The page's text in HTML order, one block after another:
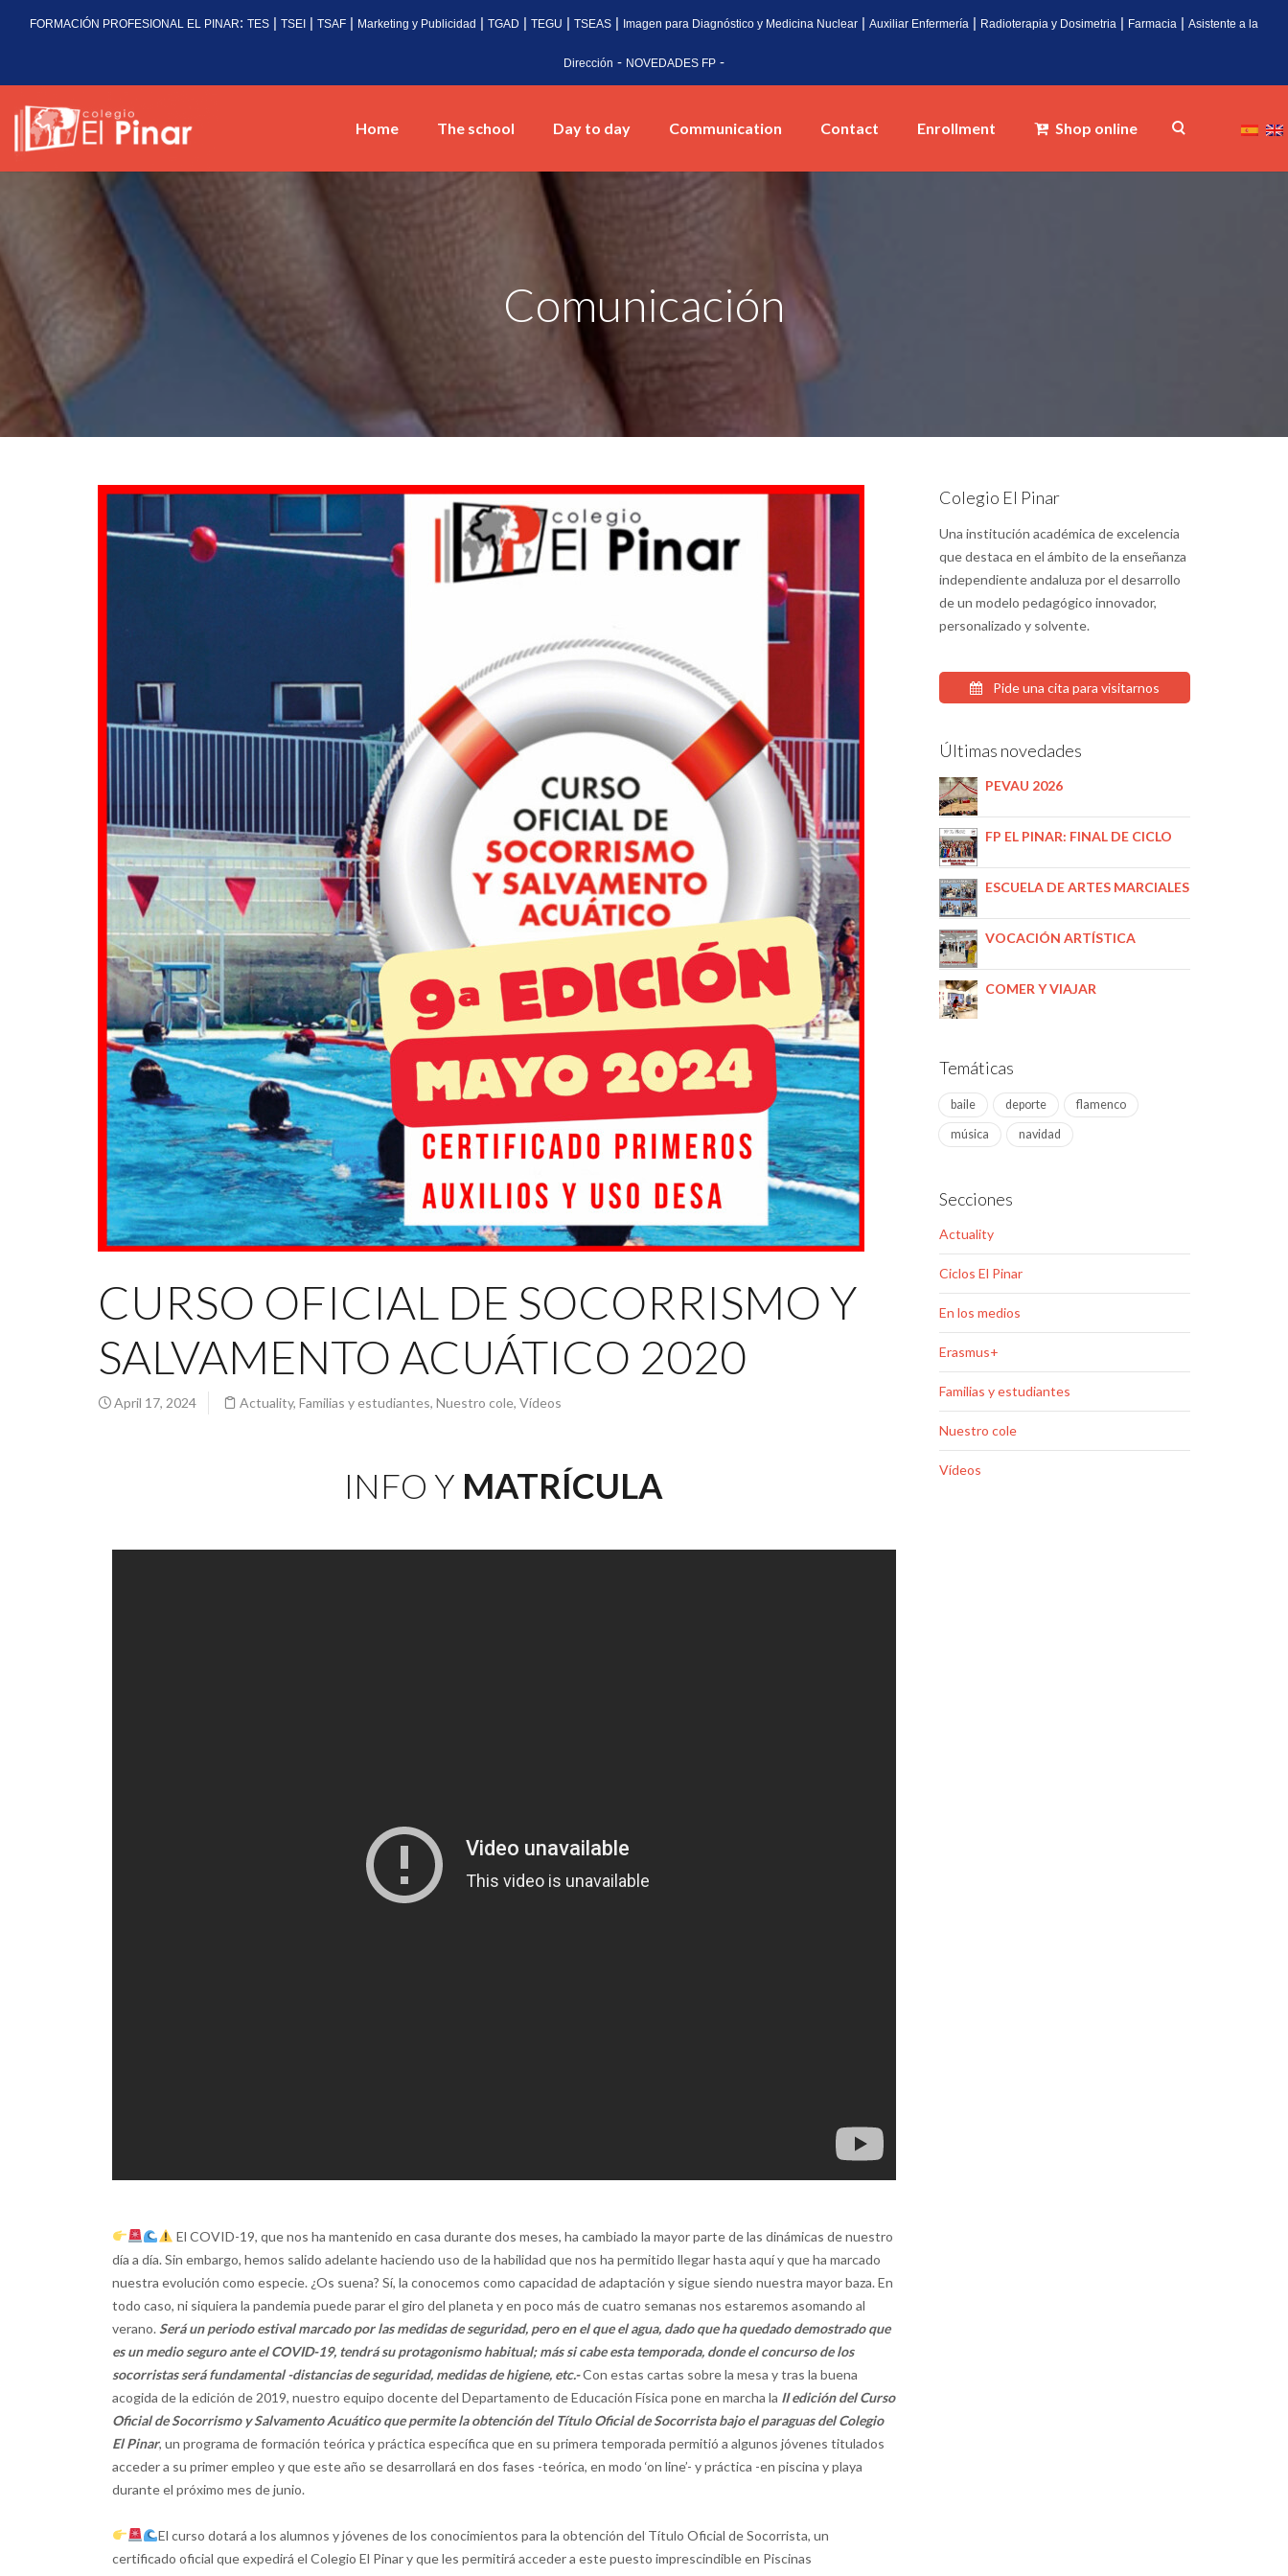
FORMACIÓN PROFESIONAL EL PINAR: TES | TSEI | TSAF | Marketing y Publicidad | TGAD | TEGU | TSEAS | Imagen para Diagnóstico y Medicina Nuclear | Auxiliar Enfermería | Radioterapia y Dosimetria | Farmacia | Asistente a la
Dirección - NOVEDADES FP -
Home The school Day to day Communication Contact Enrollment Shop online
Comunicación
CURSO OFICIAL DE SOCORRISMO Y
SALVAMENTO ACUÁTICO 2020
April 17, 2024 Actuality, Familias y estudiantes, Nuestro cole, Vídeos
INFO Y MATRÍCULA
El COVID-19, que nos ha mantenido en casa durante dos meses, ha cambiado la mayor parte de las dinámicas de nuestro
día a día. Sin embargo, hemos salido adelante haciendo uso de la habilidad que nos ha permitido llegar hasta aquí y que ha marcado
nuestra evolución como especie. ¿Os suena? Sí, la conocemos como capacidad de adaptación y sigue siendo nuestra mayor baza. En
todo caso, ni siquiera la pandemia puede parar el giro del planeta y en poco más de cuatro semanas nos estaremos asomando al
verano. Será un periodo estival marcado por las medidas de seguridad, pero en el que el agua, dado que ha quedado demostrado que
es un medio seguro ante el COVID-19, tendrá su protagonismo habitual; más si cabe esta temporada, donde el concurso de los
socorristas será fundamental -distancias de seguridad, medidas de higiene, etc.-Con estas cartas sobre la mesa y tras la buena
acogida de la edición de 2019, nuestro equipo docente del Departamento de Educación Física pone en marcha la II edición del Curso
Oficial de Socorrismo y Salvamento Acuático que permite la obtención del Título Oficial de Socorrista bajo el paraguas del Colegio
El Pinar, un programa de formación teórica y práctica específica que en su primera temporada permitió a algunos jóvenes titulados
acceder a su primer empleo y que este año se desarrollará en dos fases -teórica, en modo ‘on line’- y práctica -en piscina y playa
durante el próximo mes de junio.
El curso dotará a los alumnos y jóvenes de los conocimientos para la obtención del Título Oficial de Socorrista, un
certificado oficial que expedirá el Colegio El Pinar y que les permitirá acceder a este puesto imprescindible en Piscinas
Colegio El Pinar
Una institución académica de excelencia
que destaca en el ámbito de la enseñanza
independiente andaluza por el desarrollo
de un modelo pedagógico innovador,
personalizado y solvente.
Pide una cita para visitarnos
Últimas novedades
PEVAU 2026
FP EL PINAR: FINAL DE CICLO
ESCUELA DE ARTES MARCIALES
VOCACIÓN ARTÍSTICA
COMER Y VIAJAR
Temáticas
baile deporte flamenco
música navidad
Secciones
Actuality
Ciclos El Pinar
En los medios
Erasmus+
Familias y estudiantes
Nuestro cole
Vídeos